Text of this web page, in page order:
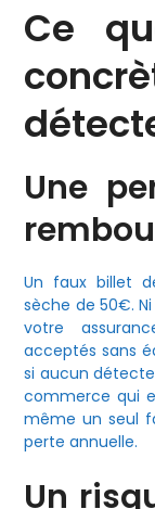
Ce
Une
Un faux billet
sèche de 50€.
votre
acceptés sans
si aucun
commerce qui
même un seul
perte annuelle.
Un